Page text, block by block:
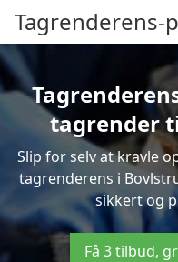
Tagrenderens-
tagrender
Slip for selv at kravle
tagrenderens i
sikkert og
Få 3 tilbud,